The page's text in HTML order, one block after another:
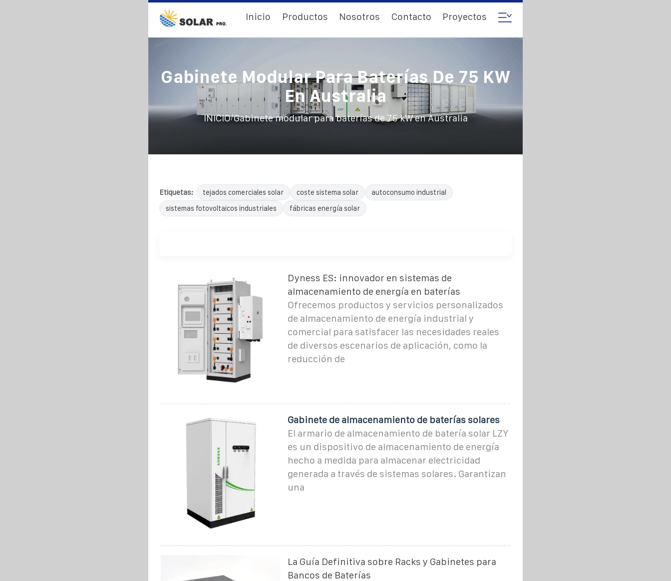
Inicio Productos Nosotros Contacto Proyectos
Gabinete Modular Para Baterías De 75 KW
En Australia
INICIO/Gabinete modular para baterías de 75 kW en Australia
Etiquetas: tejados comerciales solar coste sistema solar
autoconsumo industrial
sistemas fotovoltaicos industriales
fábricas energía solar
Dyness ES: innovador en sistemas de
almacenamiento de energía en baterías
Ofrecemos productos y servicios personalizados
de almacenamiento de energía industrial y
comercial para satisfacer las necesidades reales
de diversos escenarios de aplicación, como la
reducción de
Gabinete de almacenamiento de baterías solares
El armario de almacenamiento de batería solar LZY
es un dispositivo de almacenamiento de energía
hecho a medida para almacenar electricidad
generada a través de sistemas solares. Garantizan
una
La Guía Definitiva sobre Racks y Gabinetes para
Bancos de Baterías